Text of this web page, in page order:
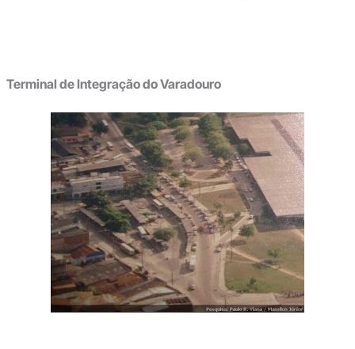
Terminal de Integração do Varadouro